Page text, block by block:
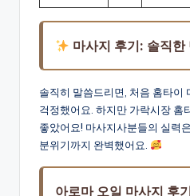
마사지 후기: 솔직한
솔직히 말씀드리면, 처음 홈타이
걱정했어요. 하지만 가락시장 홈
좋았어요! 마사지사분들의 실력
분위기까지 완벽했어요.
아로마 오일 마사지 후